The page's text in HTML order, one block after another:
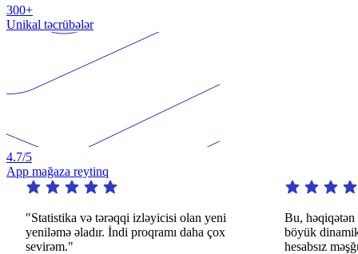
300+
Unikal təcrübələr
4.7/5
App mağaza reytinq
və tərəqqi izləyicisi olan yeni
əladır. İndi proqramı daha çox
Bu, həqiqətən də
böyük dinamik və
hesabsız